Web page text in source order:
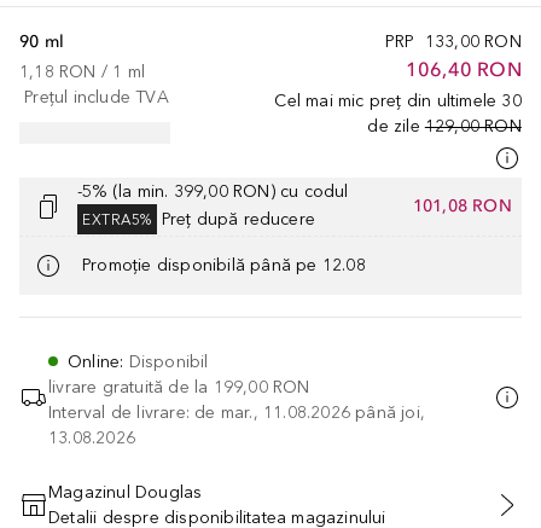
PRP 133,00 RON
106,40 RON
Cel mai mic preț din ultimele 30
de zile 129,00 RON
90 ml
1,18 RON / 1 ml
Prețul include TVA
-5% (la min. 399,00 RON) cu codul
EXTRA5% Preț după reducere
101,08 RON
Promoție disponibilă până pe 12.08
Online: Disponibil
livrare gratuită de la 199,00 RON
Interval de livrare: de mar., 11.08.2026 până joi,
13.08.2026
ADĂUGAȚI ÎN COŞ
Magazinul Douglas
Detalii despre disponibilitatea magazinului